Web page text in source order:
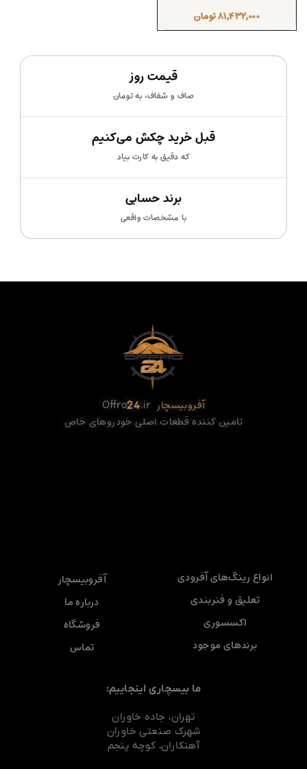
۸۱,۴۳۲,۰۰۰تومان
قیمت روز
صاف و شفاف، به تومان
قبل خرید چکش می‌کنیم
که دقیق به کارت بیاد
برند حسابی
با مشخصات واقعی
آفروبیسچار Offro24.ir
تامین کننده قطعات اصلی خودروهای خاص
انواع رینگ‌های آفرودی
تعلیق و فنربندی
اکسسوری
برندهای موجود
آفروبیسچار
درباره ما
فروشگاه
تماس
ما بیسچاری اینجاییم:
تهران، جاده خاوران
شهرک صنعتی خاوران
آهنکاران، کوچه پنجم